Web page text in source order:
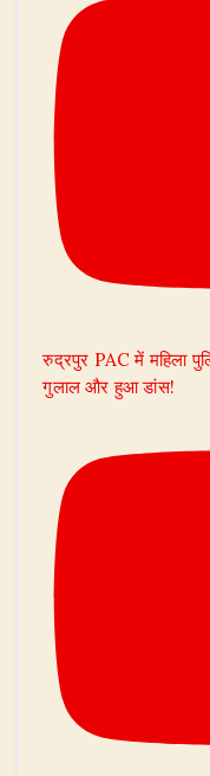
रुद्रपुर PAC में महिला
गुलाल और हुआ डांस!